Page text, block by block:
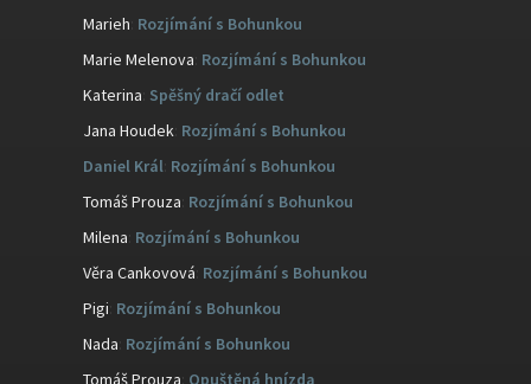
Marieh Rozjímání s Bohunkou
Marie Melenova Rozjímání s Bohunkou
Katerina Spěšný dračí odlet
Jana Houdek Rozjímání s Bohunkou
Daniel Král Rozjímání s Bohunkou
Tomáš Prouza Rozjímání s Bohunkou
Milena Rozjímání s Bohunkou
Věra Cankovová Rozjímání s Bohunkou
Pigi Rozjímání s Bohunkou
Nada Rozjímání s Bohunkou
Tomáš Prouza Opuštěná hnízda